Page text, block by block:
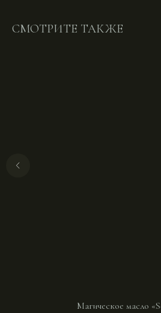
СМОТРИТЕ ТАКЖЕ
Магическое масло